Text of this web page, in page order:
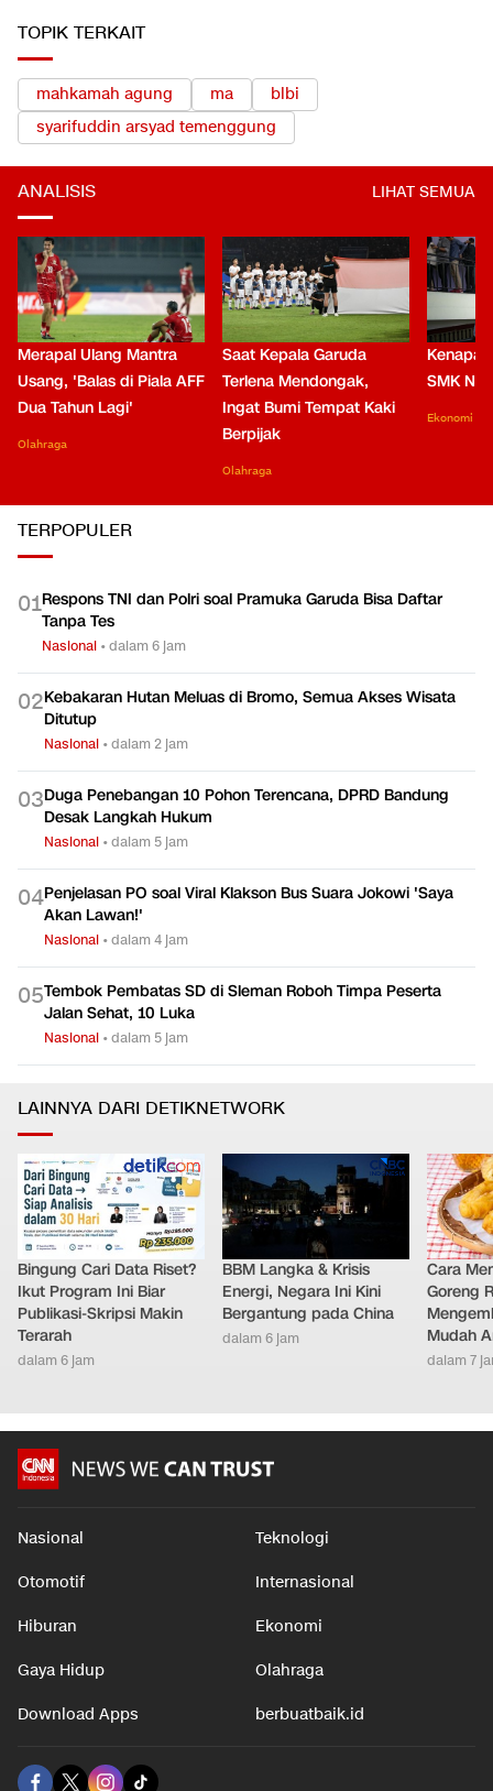
TOPIK TERKAIT
mahkamah agung ma
blbi
syarifuddin arsyad temenggung
ANALISIS LIHAT SEMUA
Merapal Ulang Mantra
Usang, 'Balas di Piala AFF
Dua Tahun Lagi'
Olahraga
Saat Kepala Garuda
Terlena Mendongak,
Ingat Bumi Tempat Kaki
Berpijak
Olahraga
Kenapa
SMK
Ekonomi
TERPOPULER
01Respons TNI dan Polri soal Pramuka Garuda Bisa Daftar
Tanpa Tes
Nasional •dalam 6 jam
02Kebakaran Hutan Meluas di Bromo, Semua Akses Wisata
Ditutup
Nasional •dalam 2 jam
03Duga Penebangan 10 Pohon Terencana, DPRD Bandung
Desak Langkah Hukum
Nasional •dalam 5 jam
04Penjelasan PO soal Viral Klakson Bus Suara Jokowi 'Saya
Akan Lawan!'
Nasional •dalam 4 jam
05Tembok Pembatas SD di Sleman Roboh Timpa Peserta
Jalan Sehat, 10 Luka
Nasional •dalam 5 jam
LAINNYA DARI DETIKNETWORK
Bingung Cari Data Riset?
Ikut Program Ini Biar
Publikasi-Skripsi Makin
Terarah
dalam 6 jam
BBM Langka & Krisis
Energi, Negara Ini Kini
Bergantung pada China
dalam 6 jam
Cara
Goreng
Mudah
dalam 7
Nasional Teknologi
Otomotif Internasional
Hiburan Ekonomi
Gaya Hidup Olahraga
Download Apps berbuatbaik.id